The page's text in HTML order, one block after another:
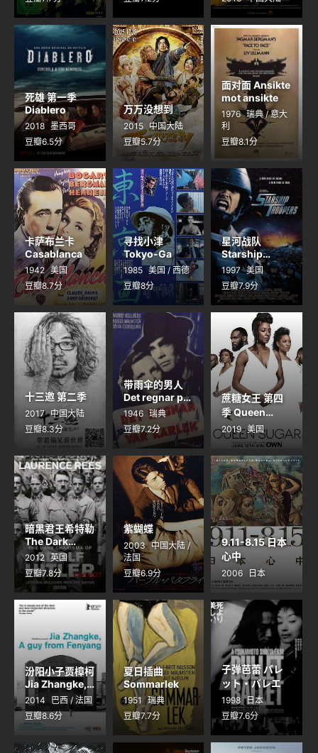
死雄 第一季
Diablero
2018 墨西哥
豆瓣6.5分
万万没想到
2015
中国大陆
豆瓣5.7分
面对面 Ansikte
mot ansikte
1976 瑞典 / 意大
利
豆瓣8.1分
卡萨布兰卡
Casablanca
1942 美国
豆瓣8.7分
寻找小津
Tokyo-Ga
1985 美国 / 西德
豆瓣8分
星河战队
Starship
Troopers
1997 美国
豆瓣7.9分
十三邀 第二季
2017 中国大陆
豆瓣8.3分
带雨伞的男人
Det regnar på
vår kärlek
1946 瑞典
豆瓣7.2分
蔗糖女王 第四
季 Queen
Sugar Season
4
2019 美国
暗黑君王希特勒
The Dark
Charisma of
Adolf Hitler
2012 英国
豆瓣7.8分
紫蝴蝶
2003
中国大陆 /
法国
豆瓣6.9分
9.11-8.15 日本
心中
2006 日本
汾阳小子贾樟柯
Jia Zhangke,
Um Homem
de Fenyang
2014
巴西 / 法国
豆瓣8.6分
夏日插曲
Sommarlek
1951
瑞典
豆瓣7.7分
子弹芭蕾 バレ
ット・バレエ
1998 日本
豆瓣7.6分